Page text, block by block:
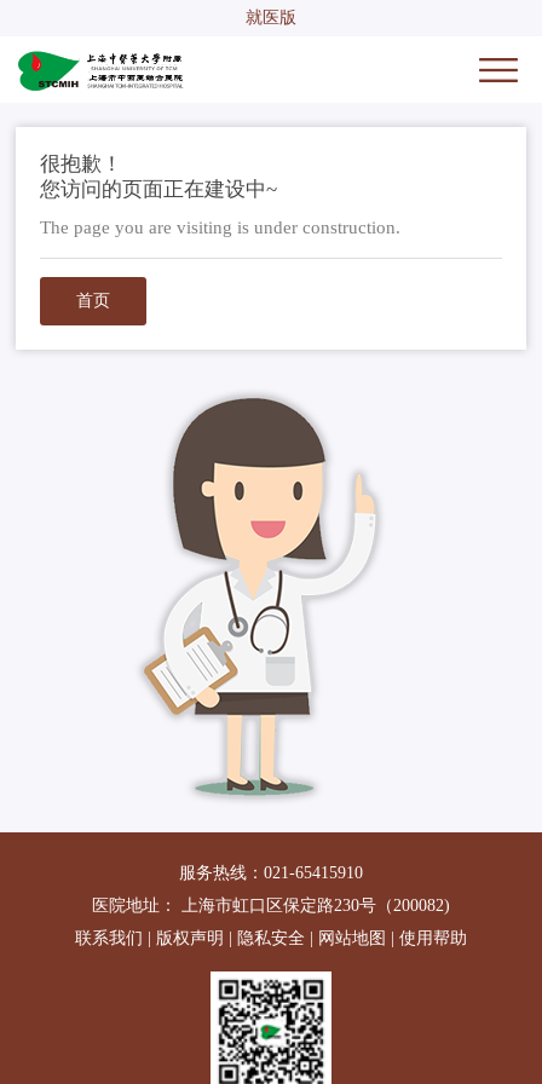
就医版
很抱歉！
您访问的页面正在建设中~
The page you are visiting is under construction.
首页
服务热线：021-65415910
医院地址： 上海市虹口区保定路230号（200082)
联系我们
版权声明 隐私安全 网站地图 使用帮助